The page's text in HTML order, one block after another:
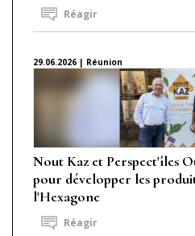
Réagir
29.06.2026 | Réunion
Nout Kaz et Perspect'îles
pour développer les
l'Hexagone
Réagir